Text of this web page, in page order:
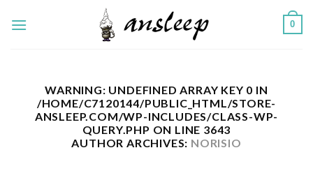
0
WARNING: UNDEFINED ARRAY KEY 0 IN
/HOME/C7120144/PUBLIC_HTML/STORE-
ANSLEEP.COM/WP-INCLUDES/CLASS-WP-
QUERY.PHP ON LINE 3643
AUTHOR ARCHIVES: NORISIO